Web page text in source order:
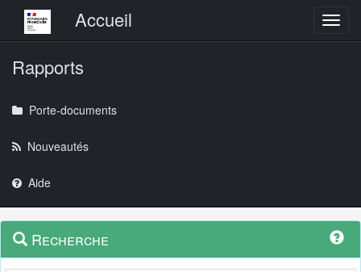
Menu principalAccueil
Rapports
Porte-documents
Nouveautés
Aide
Navigation
outils
Menu
contextuel
Recherche